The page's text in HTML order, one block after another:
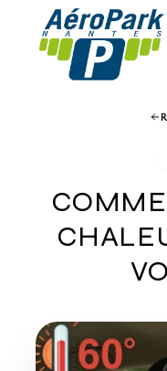
contenu